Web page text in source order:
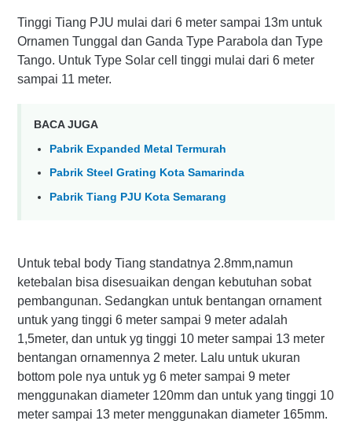
Tinggi Tiang PJU mulai dari 6 meter sampai 13m untuk
Ornamen Tunggal dan Ganda Type Parabola dan Type
Tango. Untuk Type Solar cell tinggi mulai dari 6 meter
sampai 11 meter.
BACA JUGA
Pabrik Expanded Metal Termurah
Pabrik Steel Grating Kota Samarinda
Pabrik Tiang PJU Kota Semarang
Untuk tebal body Tiang standatnya 2.8mm,namun
ketebalan bisa disesuaikan dengan kebutuhan sobat
pembangunan. Sedangkan untuk bentangan ornament
untuk yang tinggi 6 meter sampai 9 meter adalah
1,5meter, dan untuk yg tinggi 10 meter sampai 13 meter
bentangan ornamennya 2 meter. Lalu untuk ukuran
bottom pole nya untuk yg 6 meter sampai 9 meter
menggunakan diameter 120mm dan untuk yang tinggi 10
meter sampai 13 meter menggunakan diameter 165mm.